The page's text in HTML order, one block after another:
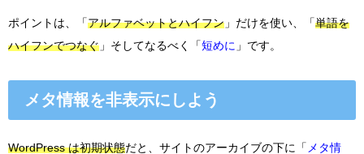
ポイントは、「 アルファベットとハイフン 」だけを使い、「 単語を
ハイフンでつなぐ 」そしてなるべく「 短めに 」です。
メタ情報を非表示にしよう
WordPress は初期状態だと、サイトのアーカイブの下に「 メタ情